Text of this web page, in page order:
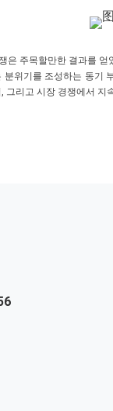
은 주목할만한 결과를
분위기를 조성하는 동기
그리고 시장 경쟁에서 지